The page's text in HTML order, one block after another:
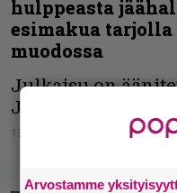
hulppeasta
esimakua
muodossa
Julkaisu on
Jäähallissa
13.02.2025 Vesa Siltanen
Arvostamme